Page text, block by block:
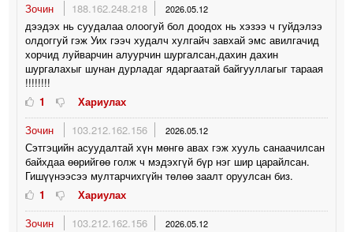
Зочин
188.162.248.218 2026.05.12
дээдэх нь суудалаа олоогуй бол доодох нь хэзээ ч гуйдэлээ
олдоггуй гэж Уих гээч худалч хулгайч завхай эмс авилгачид
хорчид луйварчин алуурчин шургалсан,дахин дахин
шургалахыг шунан дурладаг ядаргаатай байгууллагыг тараая
!!!!!!!!
1
Хариулах
Зочин
103.212.162.156 2026.05.12
Сэтгэцийн асуудалтай хүн мөнгө авах гэж хууль санаачилсан
байхдаа өөрийгөө голж ч мэдэхгүй бүр нэг шир царайлсан.
Гишүүнээсээ мултарчихгүйн төлөө заалт оруулсан биз.
1
Хариулах
Зочин
103.212.162.156 2026.05.12